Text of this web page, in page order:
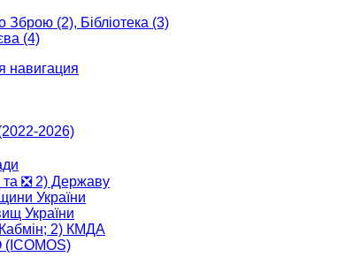
Зброю (2), Бібліотека (3)
(4)
навигация
2026)
❎ 2) Державу
України
України
2) КМДА
(ICOMOS)